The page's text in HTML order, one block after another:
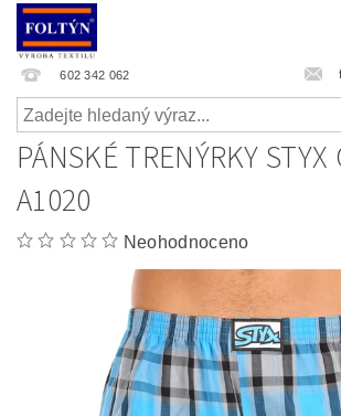
602 342 062
PÁNSKÉ TRENÝRKY STYX
A1020
Neohodnoceno